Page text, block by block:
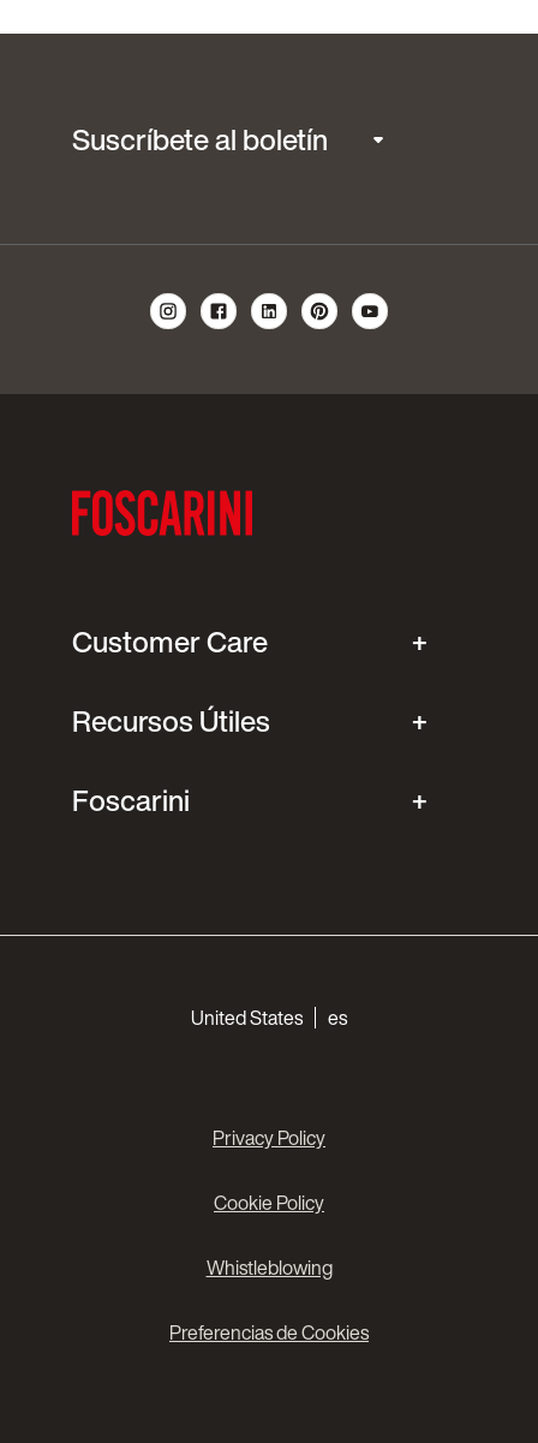
Suscríbete al boletín
Customer Care
Recursos Útiles
Foscarini
United States es
Privacy Policy
Cookie Policy
Whistleblowing
Preferencias de Cookies